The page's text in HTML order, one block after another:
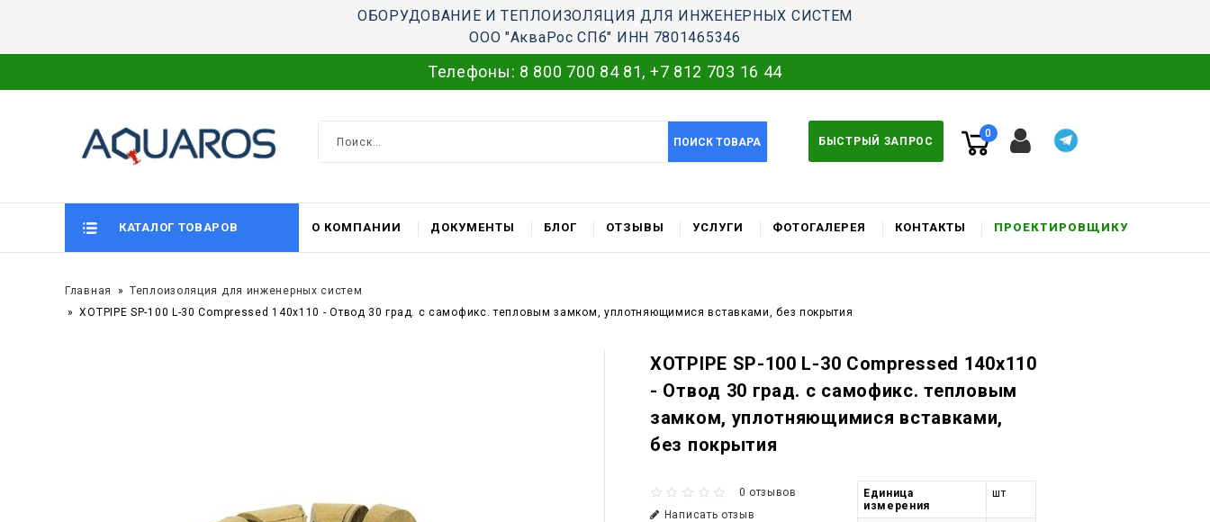
ОБОРУДОВАНИЕ И ТЕПЛОИЗОЛЯЦИЯ ДЛЯ ИНЖЕНЕРНЫХ СИСТЕМ
ООО "АкваРос СПб" ИНН 7801465346
Телефоны: 8 800 700 84 81, +7 812 703 16 44
ПОИСК ТОВАРА БЫСТРЫЙ ЗАПРОС
0
КАТАЛОГ ТОВАРОВ О КОМПАНИИ ДОКУМЕНТЫ БЛОГ ОТЗЫВЫ УСЛУГИ ФОТОГАЛЕРЕЯ КОНТАКТЫ ПРОЕКТИРОВЩИКУ
Главная
Теплоизоляция для инженерных систем
XOTPIPE SP-100 L-30 Compressed 140x110 - Отвод 30 град. c самофикс. тепловым замком, уплотняющимися вставками, без покрытия
XOTPIPE SP-100 L-30 Compressed 140x110
- Отвод 30 град. c самофикс. тепловым
замком, уплотняющимися вставками,
без покрытия
0 отзывов
Написать отзыв
Единица
измерения
шт